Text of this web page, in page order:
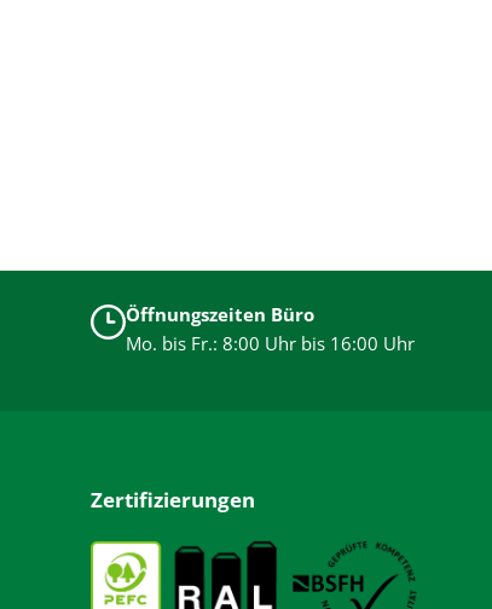
Öffnungszeiten Büro
Mo. bis Fr.: 8:00 Uhr bis 16:00 Uhr
Zertifizierungen